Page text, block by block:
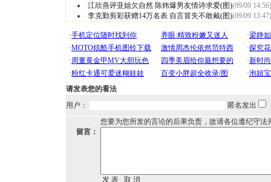
江欣燕评亚姐欠自然 陈炜爆男友情诗求爱(图)(09/09 14:56)
李克勤剪彩获赠14万名表 自言冒失不敢戴(图)(09/09 13:47)
请发表您的看法
用户：
匿名发出
您要为您所发的言论的后果负责，故请各位遵纪守法
留言：